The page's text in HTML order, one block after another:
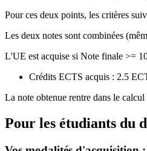
Pour ces deux points, les critères
Les deux notes sont combinées
L'UE est acquise si Note finale >=
Crédits ECTS acquis : 2.5
La note obtenue rentre dans le
Pour les étudiants du